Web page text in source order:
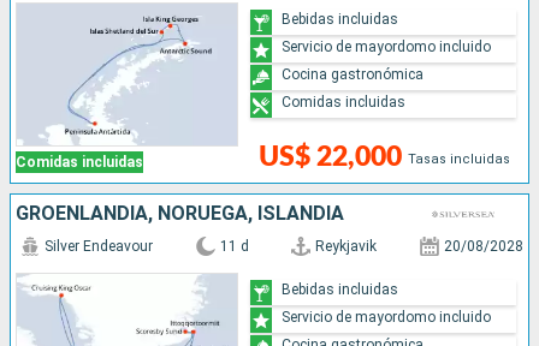
Comidas incluidas US$ 22,000 Tasas incluidas
Bebidas incluidas
Servicio de mayordomo incluido
Cocina gastronómica
Comidas incluidas
GROENLANDIA, NORUEGA, ISLANDIA
Silver Endeavour 11 d Reykjavik 20/08/2028
Bebidas incluidas
Servicio de mayordomo incluido